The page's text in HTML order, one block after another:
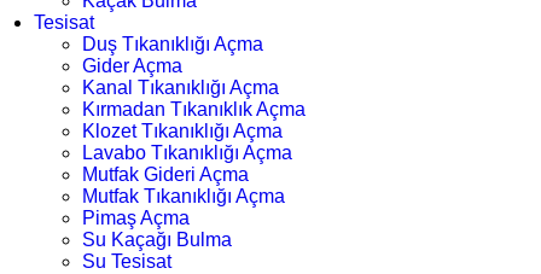
Tesisat
Duş Tıkanıklığı Açma
Gider Açma
Kanal Tıkanıklığı Açma
Kırmadan Tıkanıklık Açma
Klozet Tıkanıklığı Açma
Lavabo Tıkanıklığı Açma
Mutfak Gideri Açma
Mutfak Tıkanıklığı Açma
Pimaş Açma
Su Kaçağı Bulma
Su Tesisat